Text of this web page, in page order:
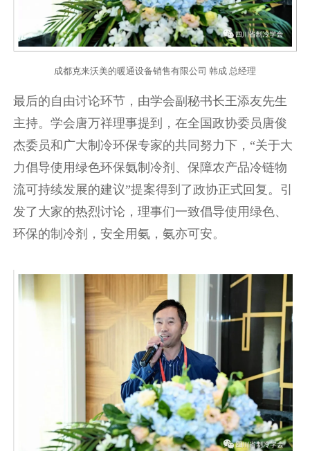
成都克来沃美的暖通设备销售有限公司 韩成 总经理
最后的自由讨论环节，由学会副秘书长王添友先生
主持。学会唐万祥理事提到，在全国政协委员唐俊
杰委员和广大制冷环保专家的共同努力下，“关于大
力倡导使用绿色环保氨制冷剂、保障农产品冷链物
流可持续发展的建议”提案得到了政协正式回复。引
发了大家的热烈讨论，理事们一致倡导使用绿色、
环保的制冷剂，安全用氨，氨亦可安。